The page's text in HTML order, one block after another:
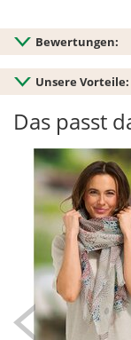
Bewertungen:
Unsere Vorteile:
Das passt